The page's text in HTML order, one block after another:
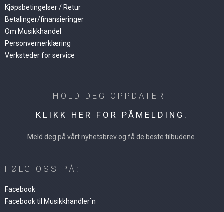
Kjøpsbetingelser / Retur
Betalinger/finansieringer
Om Musikkhandel
Personvernerklæring
Verksteder for service
HOLD DEG OPPDATERT
KLIKK HER FOR PÅMELDING.
Meld deg på vårt nyhetsbrev og få de beste tilbudene.
FØLG OSS PÅ:
Facebook
Facebook til Musikkhandler`n